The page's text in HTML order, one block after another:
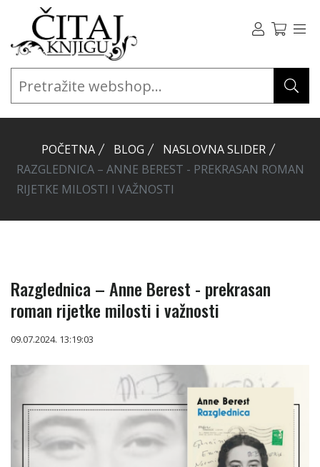
POČETNA BLOG
NASLOVNA SLIDER
RAZGLEDNICA – ANNE BEREST - PREKRASAN ROMAN
RIJETKE MILOSTI I VAŽNOSTI
Razglednica – Anne Berest - prekrasan
roman rijetke milosti i važnosti
09.07.2024. 13:19:03